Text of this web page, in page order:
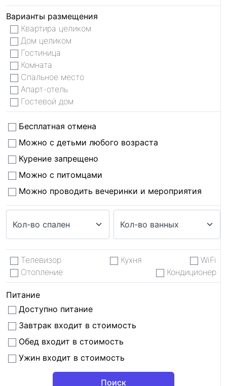
Варианты размещения
Квартира целиком
Дом целиком
Гостиница
Комната
Спальное место
Апарт-отель
Гостевой дом
Бесплатная отмена
Можно с детьми любого возраста
Курение запрещено
Можно с питомцами
Можно проводить вечеринки и мероприятия
Телевизор Кухня
WiFi
Отопление
Кондиционер
Питание
Доступно питание
Завтрак входит в стоимость
Обед входит в стоимость
Ужин входит в стоимость